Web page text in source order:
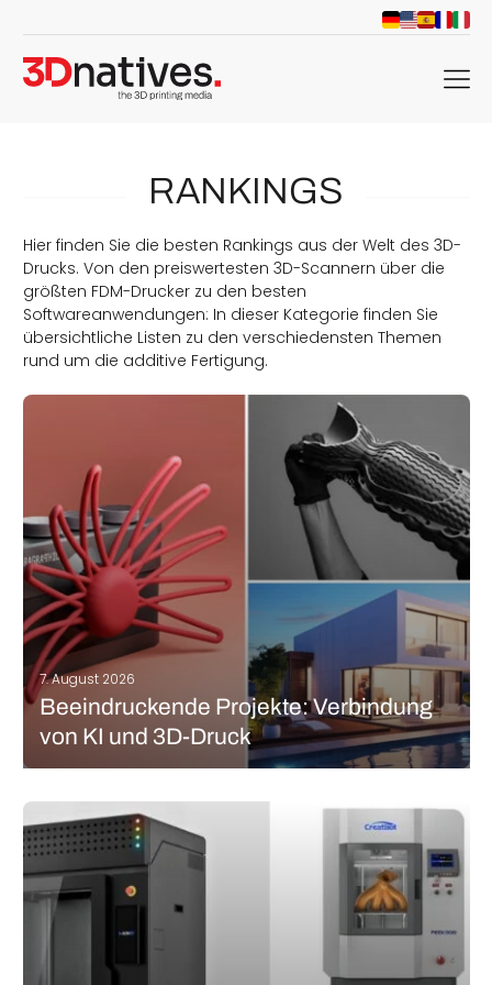
menu
RANKINGS
Hier finden Sie die besten Rankings aus der Welt des 3D-
Drucks. Von den preiswertesten 3D-Scannern über die
größten FDM-Drucker zu den besten
Softwareanwendungen: In dieser Kategorie finden Sie
übersichtliche Listen zu den verschiedensten Themen
rund um die additive Fertigung.
7. August 2026
Beeindruckende Projekte: Verbindung
von KI und 3D-Druck
Intelligenz und 3D-Druck immer ganz oben auf der Liste. Diese
beiden sogenannten „disruptiven“ Technologien haben das
Potential, die Art und Weise, wie wir in zahlreichen Branchen
produzieren, völlig neu zu gestalten. Aber…
MEHR LESEN